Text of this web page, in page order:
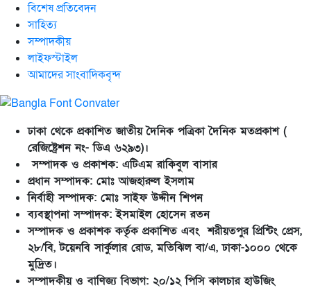
বিশেষ প্রতিবেদন
সাহিত্য
সম্পাদকীয়
লাইফস্টাইল
আমাদের সাংবাদিকবৃন্দ
ঢাকা থেকে প্রকাশিত জাতীয় দৈনিক পত্রিকা দৈনিক মতপ্রকাশ (
রেজিষ্ট্রেশন নং- ডিএ ৬২৯৩)।
সম্পাদক ও প্রকাশক: এটিএম রাকিবুল বাসার
প্রধান সম্পাদক: মোঃ আজহারুল ইসলাম
নির্বাহী সম্পাদক: মোঃ সাইফ উদ্দীন শিপন
ব্যবস্থাপনা সম্পাদক: ইসমাইল হোসেন রতন
সম্পাদক ও প্রকাশক কর্তৃক প্রকাশিত এবং শরীয়তপুর প্রিন্টিং প্রেস,
২৮/বি, টয়েনবি সার্কুলার রোড, মতিঝিল বা/এ, ঢাকা-১০০০ থেকে
মুদ্রিত।
সম্পাদকীয় ও বাণিজ্য বিভাগ: ২০/১২ পিসি কালচার হাউজিং